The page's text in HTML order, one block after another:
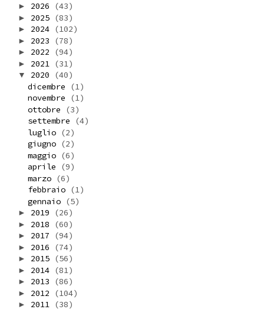
► 2026 (43)
► 2025 (83)
► 2024 (102)
► 2023 (78)
► 2022 (94)
► 2021 (31)
▼ 2020
(40)
dicembre
(1)
novembre
(1)
ottobre
(3)
settembre
(4)
luglio (2)
giugno (2)
maggio (6)
aprile
(9)
marzo (6)
febbraio (1)
gennaio (5)
► 2019 (26)
► 2018 (60)
► 2017 (94)
► 2016 (74)
► 2015 (56)
► 2014 (81)
► 2013 (86)
► 2012 (104)
► 2011 (38)